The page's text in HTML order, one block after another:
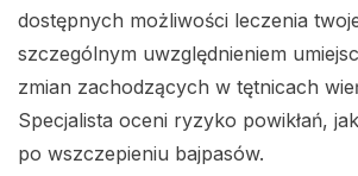
dostępnych możliwości leczenia
szczególnym uwzględnieniem
zmian zachodzących w tętnicach
Specjalista oceni ryzyko powikłań,
po wszczepieniu bajpasów.